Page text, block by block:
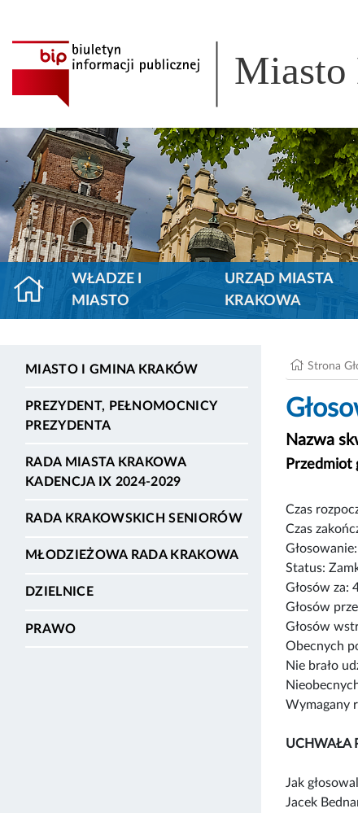
WŁADZE I
MIASTO
URZĄD MIASTA
KRAKOWA
MIASTO I GMINA KRAKÓW
PREZYDENT, PEŁNOMOCNICY
PREZYDENTA
RADA MIASTA KRAKOWA
KADENCJA IX 2024-2029
RADA KRAKOWSKICH SENIORÓW
MŁODZIEŻOWA RADA KRAKOWA
DZIELNICE
PRAWO
Strona
Nazwa
Przedmiot
Czas
Czas
Status:
Głosów za:
Głosów
Głosów
Obecnych
Nie brało
Wymagany
UCHWAŁA
Jak
Jacek